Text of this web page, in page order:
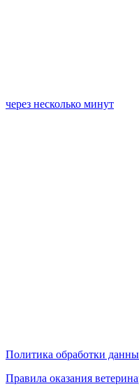
через несколько минут
Политика обработки
Правила оказания